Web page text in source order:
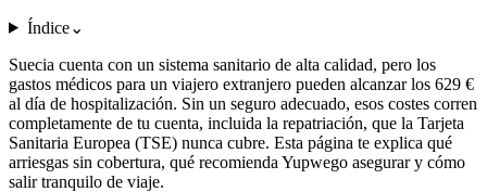
Índice⌄
Suecia cuenta con un sistema sanitario de alta calidad, pero los
gastos médicos para un viajero extranjero pueden alcanzar los 629 €
al día de hospitalización. Sin un seguro adecuado, esos costes corren
completamente de tu cuenta, incluida la repatriación, que la Tarjeta
Sanitaria Europea (TSE) nunca cubre. Esta página te explica qué
arriesgas sin cobertura, qué recomienda Yupwego asegurar y cómo
salir tranquilo de viaje.